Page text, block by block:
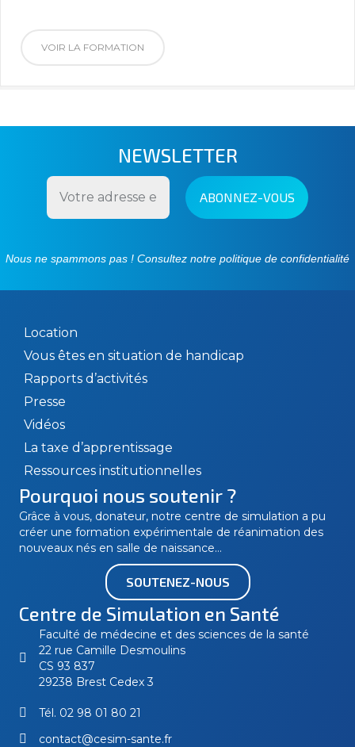
VOIR LA FORMATION
NEWSLETTER
Nous ne spammons pas ! Consultez notre politique de confidentialité
Location
Vous êtes en situation de handicap
Rapports d’activités
Presse
Vidéos
La taxe d’apprentissage
Ressources institutionnelles
Pourquoi nous soutenir ?
Grâce à vous, donateur, notre centre de simulation a pu
créer une formation expérimentale de réanimation des
nouveaux nés en salle de naissance…
SOUTENEZ-NOUS
Centre de Simulation en Santé
Faculté de médecine et des sciences de la santé
22 rue Camille Desmoulins
CS 93 837
29238 Brest Cedex 3
Tél. 02 98 01 80 21
contact@cesim-sante.fr